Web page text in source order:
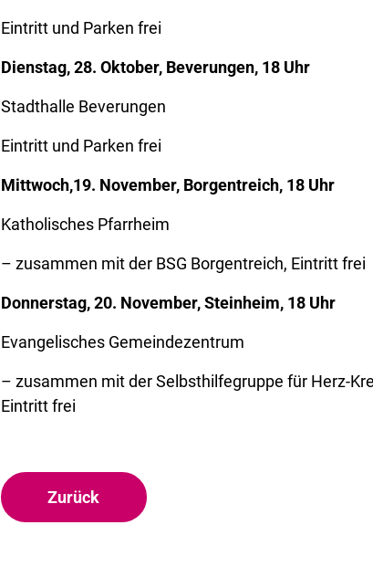
Eintritt und Parken frei
Dienstag, 28. Oktober, Beverungen, 18 Uhr
Stadthalle Beverungen
Eintritt und Parken frei
Mittwoch,19. November, Borgentreich, 18 Uhr
Katholisches Pfarrheim
– zusammen mit der BSG Borgentreich, Eintritt frei
Donnerstag, 20. November, Steinheim, 18 Uhr
Evangelisches Gemeindezentrum
– zusammen mit der Selbsthilfegruppe für Herz-
Eintritt frei
Zurück